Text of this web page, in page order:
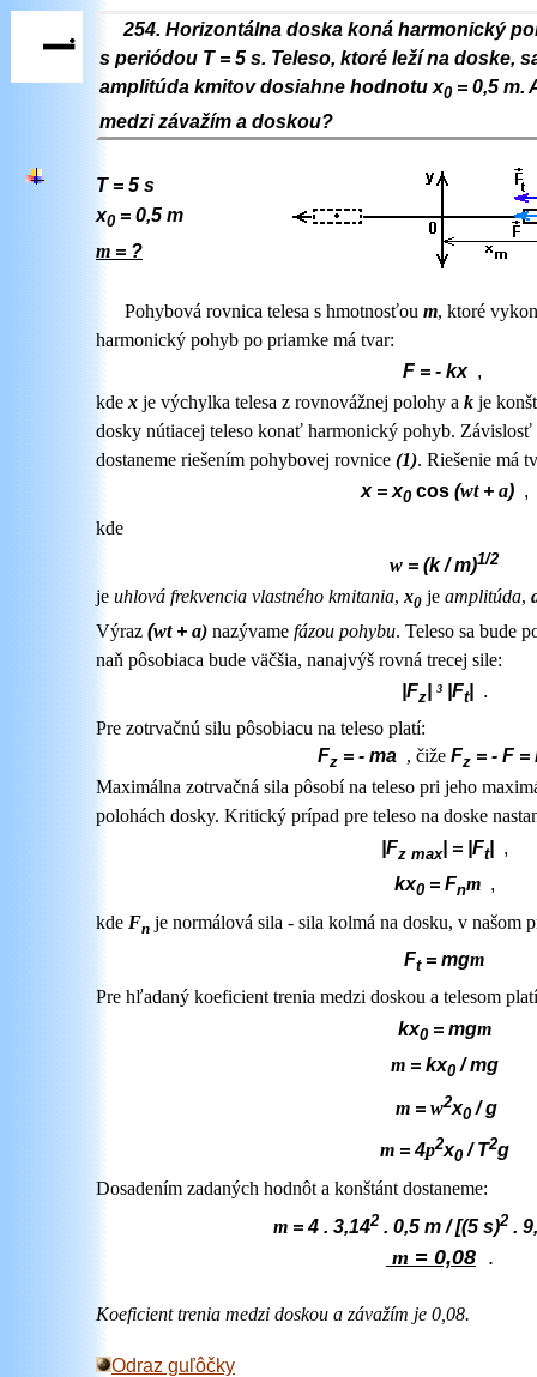
254. Horizontálna doska koná harmonický
s periódou T = 5 s. Teleso, ktoré leží na doske,
amplitúda kmitov dosiahne hodnotu x0 = 0,5 m.
medzi závažím a doskou?
T = 5 s
x0 = 0,5 m
m = ?
Pohybová rovnica telesa s hmotnosťou m, ktoré
harmonický pohyb po priamke má tvar:
F = - kx,
kde x je výchylka telesa z rovnovážnej polohy a k je
dosky nútiacej teleso konať harmonický pohyb.
dostaneme riešením pohybovej rovnice (1). Riešenie má
x = x0 cos (wt + a),
kde
w = (k / m)1/2
je uhlová frekvencia vlastného kmitania, x0 je amplitúda,
Výraz (wt + a) nazývame fázou pohybu. Teleso sa bude
naň pôsobiaca bude väčšia, nanajvýš rovná trecej sile:
|Fz| ³|Ft|
.
Pre zotrvačnú silu pôsobiacu na teleso platí:
Fz = - ma , čiže Fz = - F =
Maximálna zotrvačná sila pôsobí na teleso pri jeho
polohách dosky. Kritický prípad pre teleso na doske
|Fz max| = |Ft|
,
kx0= Fnm,
kde Fn je normálová sila - sila kolmá na dosku, v našom
Ft= mgm
Pre hľadaný koeficient trenia medzi doskou a telesom
kx0= mgm
m= kx0/ mg
m = w2x0 / g
m= 4p2x0/ T2g
Dosadením zadaných hodnôt a konštánt dostaneme:
m = 4 . 3,142 . 0,5 m / [(5 s)2 .
m = 0,08 .
Koeficient trenia medzi doskou a závažím je 0,08.
Odraz guľôčky